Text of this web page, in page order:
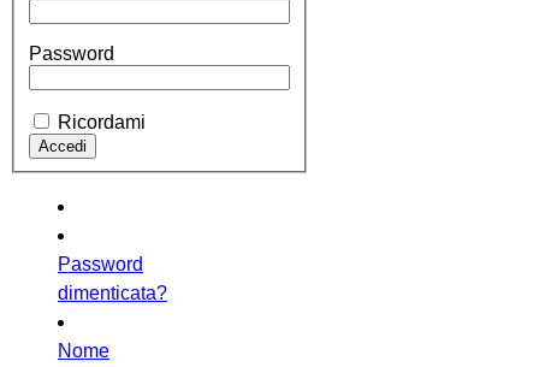
Password
Ricordami
Password
dimenticata?
Nome